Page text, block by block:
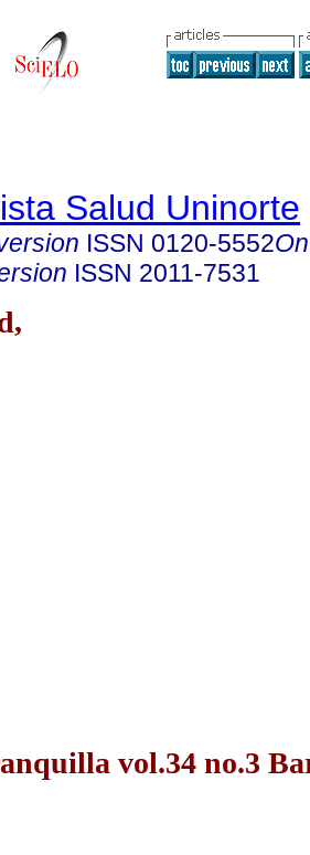
Salud Uninorte
ISSN 0120-5552
ISSN 2011-7531
vol.34 no.3